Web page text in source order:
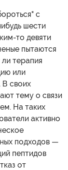
с
шести
то девяти
пытаются
терапия
или
В своих
тему о связи
На таких
активно
подходов —
пептидов
от